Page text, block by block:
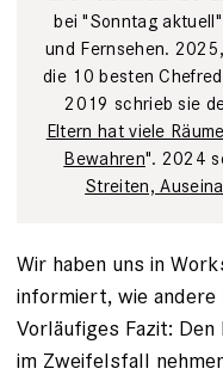
bei "Sonntag
und Fernsehen.
die 10 besten
2019 schrieb sie
Eltern hat viele
Bewahren". 2024
Streiten,
Wir haben uns in
informiert, wie andere
Vorläufiges Fazit:
im Zweifels­fall